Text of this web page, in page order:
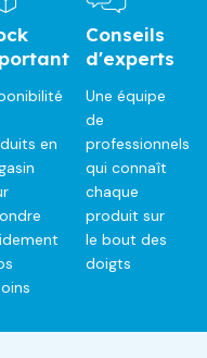
en
Conseils
d'experts
Une équipe
de
professionnels
qui connaît
chaque
produit sur
le bout des
doigts